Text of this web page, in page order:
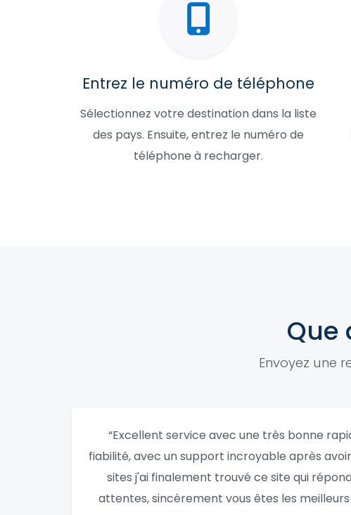
Entrez le numéro de téléphone
Sélectionnez votre destination dans la liste
des pays. Ensuite, entrez le numéro de
téléphone à recharger.
Que
Envoyez une
“Excellent service avec une très bonne
fiabilité, avec un support incroyable après
sites j'ai finalement trouvé ce site qui
attentes, sincèrement vous êtes les